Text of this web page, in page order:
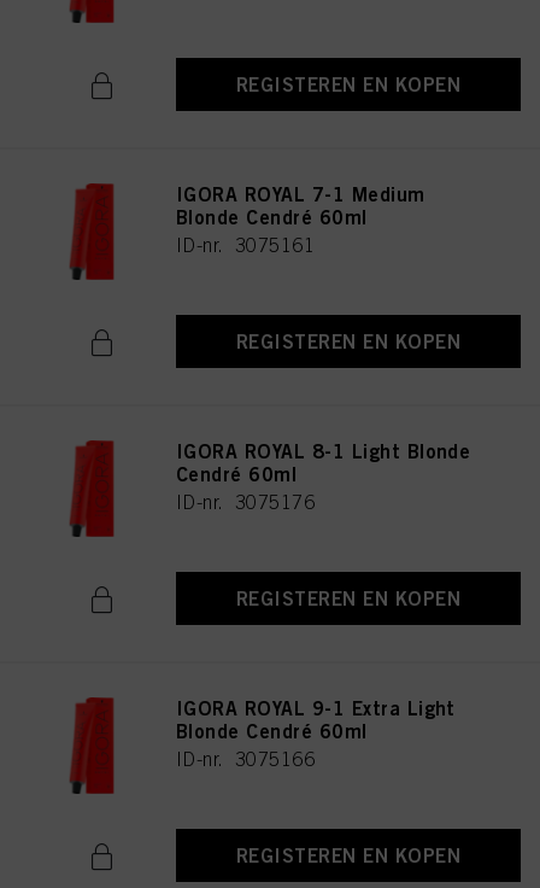
REGISTEREN EN KOPEN
IGORA ROYAL 7-1 Medium
Blonde Cendré 60ml
ID-nr. 3075161
REGISTEREN EN KOPEN
IGORA ROYAL 8-1 Light Blonde
Cendré 60ml
ID-nr. 3075176
REGISTEREN EN KOPEN
IGORA ROYAL 9-1 Extra Light
Blonde Cendré 60ml
ID-nr. 3075166
REGISTEREN EN KOPEN